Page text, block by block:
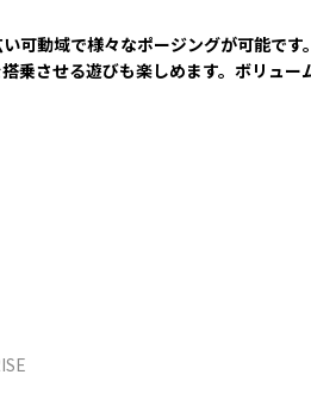
可動域で様々なポージングが可能で
させる遊びも楽しめます。ボリュー